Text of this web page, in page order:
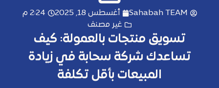
Sahabah TEAM أغسطس 18, 2025
2:24 م
غير مصنف
تسويق منتجات بالعمولة: كيف
تساعدك شركة سحابة في زيادة
المبيعات بأقل تكلفة